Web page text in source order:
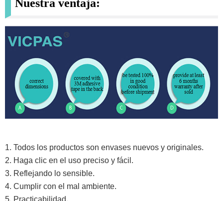
Nuestra ventaja:
1. Todos los productos son envases nuevos y originales.
2. Haga clic en el uso preciso y fácil.
3. Reflejando lo sensible.
4. Cumplir con el mal ambiente.